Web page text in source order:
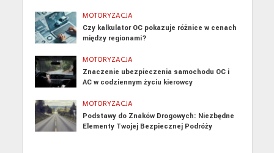
MOTORYZACJA
Czy kalkulator OC pokazuje różnice w cenach
między regionami?
MOTORYZACJA
Znaczenie ubezpieczenia samochodu OC i
AC w codziennym życiu kierowcy
MOTORYZACJA
Podstawy do Znaków Drogowych: Niezbędne
Elementy Twojej Bezpiecznej Podróży